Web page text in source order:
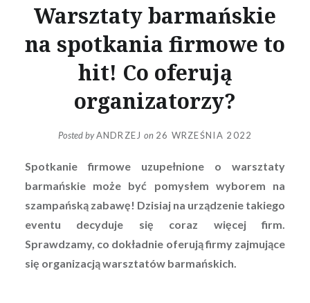
Warsztaty barmańskie
na spotkania firmowe to
hit! Co oferują
organizatorzy?
Posted byANDRZEJ on 26 WRZEŚNIA 2022
Spotkanie firmowe uzupełnione o warsztaty
barmańskie może być pomysłem wyborem na
szampańską zabawę! Dzisiaj na urządzenie takiego
eventu decyduje się coraz więcej firm.
Sprawdzamy, co dokładnie oferują firmy zajmujące
się organizacją warsztatów barmańskich.